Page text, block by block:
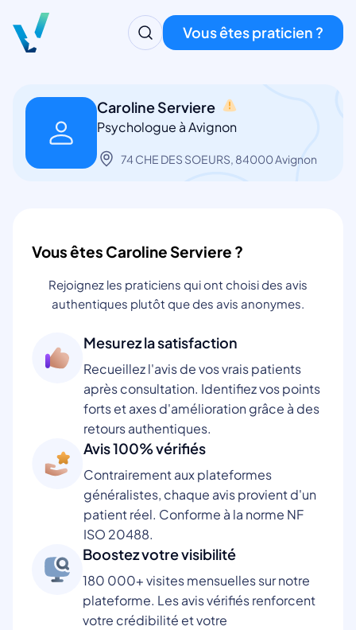
Vous êtes praticien ?
Caroline Serviere
Psychologue à Avignon
74 CHE DES SOEURS, 84000 Avignon
Vous êtes Caroline Serviere ?
Rejoignez les praticiens qui ont choisi des avis
authentiques plutôt que des avis anonymes.
Mesurez la satisfaction
Recueillez l'avis de vos vrais patients
après consultation. Identifiez vos points
forts et axes d'amélioration grâce à des
retours authentiques.
Avis 100% vérifiés
Contrairement aux plateformes
généralistes, chaque avis provient d'un
patient réel. Conforme à la norme NF
ISO 20488.
Boostez votre visibilité
180 000+ visites mensuelles sur notre
plateforme. Les avis vérifiés renforcent
votre crédibilité et votre